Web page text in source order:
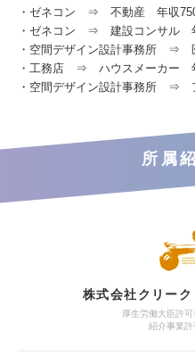
・ゼネコン ⇒ 不動産 年収
・ゼネコン ⇒ 建設コンサル
・空間デザイン設計事務所 ⇒
・工務店 ⇒ ハウスメーカー
・空間デザイン設計事務所 ⇒
所属
株式会社クリー
厚生労働大臣許
紹介事業